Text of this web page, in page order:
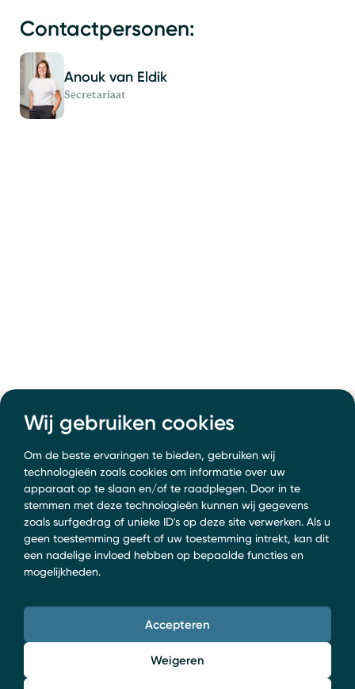
Wij gebruiken cookies
Om de beste ervaringen te bieden, gebruiken wij
technologieën zoals cookies om informatie over uw
apparaat op te slaan en/of te raadplegen. Door in te
stemmen met deze technologieën kunnen wij gegevens
zoals surfgedrag of unieke ID's op deze site verwerken. Als u
geen toestemming geeft of uw toestemming intrekt, kan dit
een nadelige invloed hebben op bepaalde functies en
mogelijkheden.
Accepteren
Weigeren
Contactpersonen:
Anouk van Eldik
Secretariaat
Rechtsgebieden van Ralf